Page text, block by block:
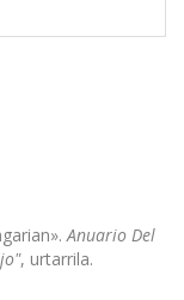
Anuario Del
, urtarrila.